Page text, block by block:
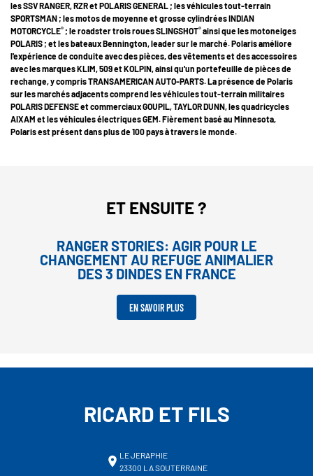
les SSV RANGER, RZR et POLARIS GENERAL ; les véhicules tout-terrain
SPORTSMAN ; les motos de moyenne et grosse cylindrées INDIAN
MOTORCYCLE® ; le roadster trois roues SLINGSHOT®ainsi que les motoneiges
POLARIS ; et les bateaux Bennington, leader sur le marché. Polaris améliore
l'expérience de conduite avec des pièces, des vêtements et des accessoires
avec les marques KLIM, 509 et KOLPIN, ainsi qu'un portefeuille de pièces de
rechange, y compris TRANSAMERICAN AUTO-PARTS. La présence de Polaris
sur les marchés adjacents comprend les véhicules tout-terrain militaires
POLARIS DEFENSE et commerciaux GOUPIL, TAYLOR DUNN, les quadricycles
AIXAM et les véhicules électriques GEM. Fièrement basé au Minnesota,
Polaris est présent dans plus de 100 pays à travers le monde.
ET ENSUITE ?
RANGER STORIES: AGIR POUR LE
CHANGEMENT AU REFUGE ANIMALIER
DES 3 DINDES EN FRANCE
EN SAVOIR PLUS
RICARD ET FILS
LE JERAPHIE
23300 LA SOUTERRAINE